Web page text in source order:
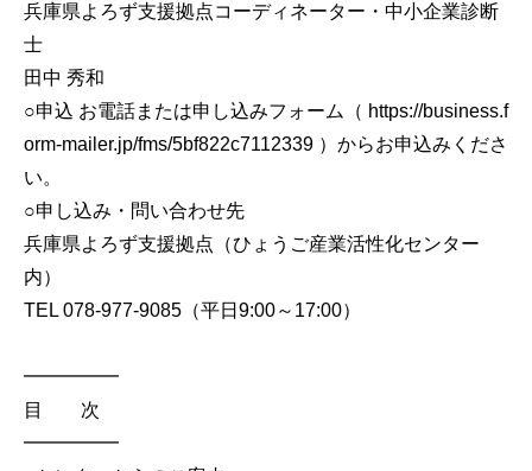
兵庫県よろず支援拠点コーディネーター・中小企業診断
士
田中 秀和
○申込 お電話または申し込みフォーム（ https://business.f
orm-mailer.jp/fms/5bf822c7112339 ）からお申込みくださ
い。
○申し込み・問い合わせ先
兵庫県よろず支援拠点（ひょうご産業活性化センター
内）
TEL 078-977-9085（平日9:00～17:00）
━━━━━
目 次
━━━━━